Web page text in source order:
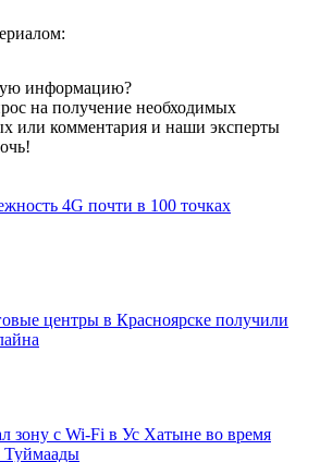
информацию?
на получение необходимых
или комментария и наши эксперты
4G почти в 100 точках
центры в Красноярске получили